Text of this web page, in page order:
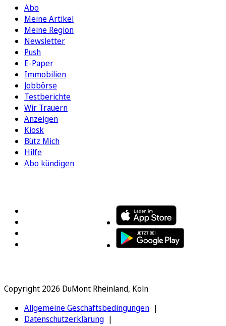
Abo
Meine Artikel
Meine Region
Newsletter
Push
E-Paper
Immobilien
Jobbörse
Testberichte
Wir Trauern
Anzeigen
Kiosk
Bütz Mich
Hilfe
Abo kündigen
Copyright 2026 DuMont Rheinland, Köln
Allgemeine Geschäftsbedingungen
Datenschutzerklärung